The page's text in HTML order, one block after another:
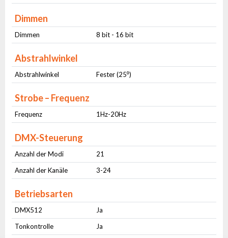
Dimmen
Dimmen 8 bit - 16 bit
Abstrahlwinkel
Abstrahlwinkel Fester (25⁰)
Strobe – Frequenz
Frequenz 1Hz-20Hz
DMX-Steuerung
Anzahl der Modi
21
Anzahl der Kanäle
3-24
Betriebsarten
DMX512
Ja
Tonkontrolle
Ja